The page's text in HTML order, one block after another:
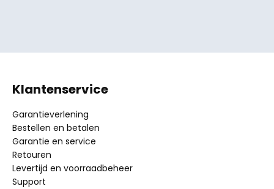
Klantenservice
Garantieverlening
Bestellen en betalen
Garantie en service
Retouren
Levertijd en voorraadbeheer
Support